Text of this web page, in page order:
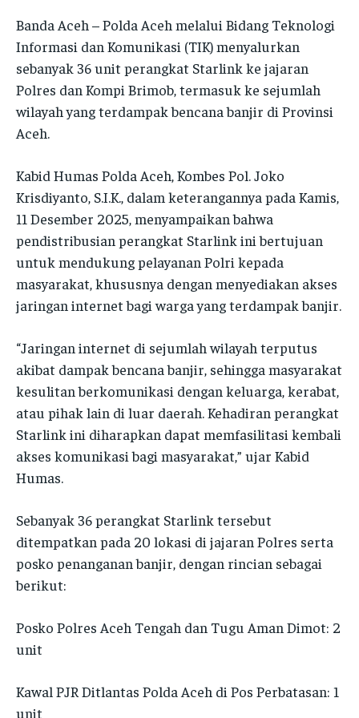
INFORMASI
PENSAT
SATKER
POLRES
KONTAK
PPID
POLRI TV
SATKER
IDWASDA
RO LOG
RO OPS
RO SDM
BID HUMAS
BID PROPAM
BID DOKKES
POLRESTA
INFORMASI
PENSAT
SATKER
POLRES
KONTAK
PPID
POLRI TV
SATKER
IDWASDA
RO LOG
RO OPS
RO SDM
BID HUMAS
BID PROPAM
BID DOKKES
POLRESTA
PENSAT
SATKER
LAYANAN MASYARAKAT
PENSAT
PPID
POLRI TV
MAJALAH TBN
SATKER
IDWASDA
RO LOG
RO OPS
RO RENA
RO SDM
BID HUMAS
BID PROPAM
POLRESTA
PENSAT
SATKER
LAYANAN MASYARAKAT
PENSAT
PPID
POLRI TV
MAJALAH TBN
SATKER
IDWASDA
RO LOG
RO OPS
RO RENA
RO SDM
BID HUMAS
BID PROPAM
POLRESTA
Banda Aceh – Polda Aceh melalui Bidang Teknologi
Informasi dan Komunikasi (TIK) menyalurkan
sebanyak 36 unit perangkat Starlink ke jajaran
Polres dan Kompi Brimob, termasuk ke sejumlah
wilayah yang terdampak bencana banjir di Provinsi
Aceh.
Kabid Humas Polda Aceh, Kombes Pol. Joko
Krisdiyanto, S.I.K., dalam keterangannya pada Kamis,
11 Desember 2025, menyampaikan bahwa
pendistribusian perangkat Starlink ini bertujuan
untuk mendukung pelayanan Polri kepada
masyarakat, khususnya dengan menyediakan akses
jaringan internet bagi warga yang terdampak banjir.
“Jaringan internet di sejumlah wilayah terputus
akibat dampak bencana banjir, sehingga masyarakat
kesulitan berkomunikasi dengan keluarga, kerabat,
atau pihak lain di luar daerah. Kehadiran perangkat
Starlink ini diharapkan dapat memfasilitasi kembali
akses komunikasi bagi masyarakat,” ujar Kabid
Humas.
Sebanyak 36 perangkat Starlink tersebut
ditempatkan pada 20 lokasi di jajaran Polres serta
posko penanganan banjir, dengan rincian sebagai
berikut:
Posko Polres Aceh Tengah dan Tugu Aman Dimot: 2
unit
Kawal PJR Ditlantas Polda Aceh di Pos Perbatasan: 1
unit